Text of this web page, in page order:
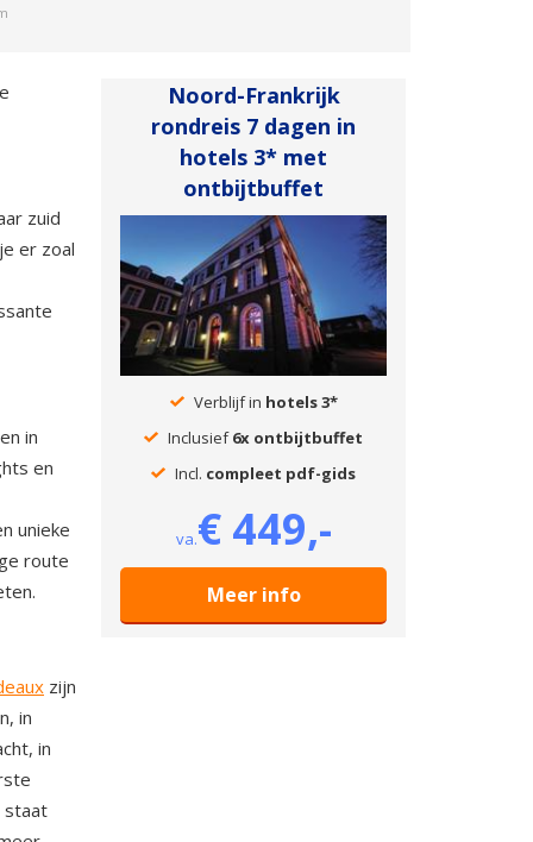
zuid
er zoal
in
en
unieke
route
zijn
in
in
staat
Noord-Frankrijk
rondreis 7 dagen in
hotels 3* met
ontbijtbuffet
Verblijf in hotels 3*
Inclusief6x ontbijtbuffet
Incl. compleet pdf-gids
va.€ 449,-
Meer info